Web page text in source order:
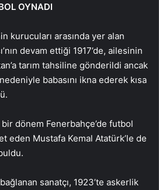
OYNADI
kurucuları arasında yer alan
devam ettiği 1917’de, ailesinin
tarım tahsiline gönderildi ancak
babasını ikna ederek kısa
dönem Fenerbahçe’de futbol
eden Mustafa Kemal Atatürk’le de
sanatçı, 1923’te askerlik